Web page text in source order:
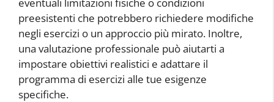
preesistenti che potrebbero richiedere modifiche
negli esercizi o un approccio più mirato. Inoltre,
una valutazione professionale può aiutarti a
impostare obiettivi realistici e adattare il
programma di esercizi alle tue esigenze
specifiche.